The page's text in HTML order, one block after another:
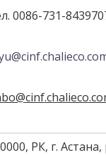
0086-731-
РК, г.